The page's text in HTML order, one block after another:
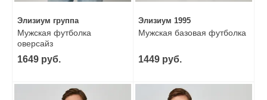
Элизиум группа
Мужская футболка
оверсайз
1649 руб.
Элизиум 1995
Мужская базовая футболка
1449 руб.